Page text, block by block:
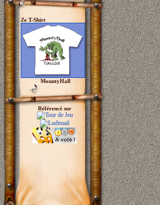
Ze T-Shirt
MountyHall
Référencé sur